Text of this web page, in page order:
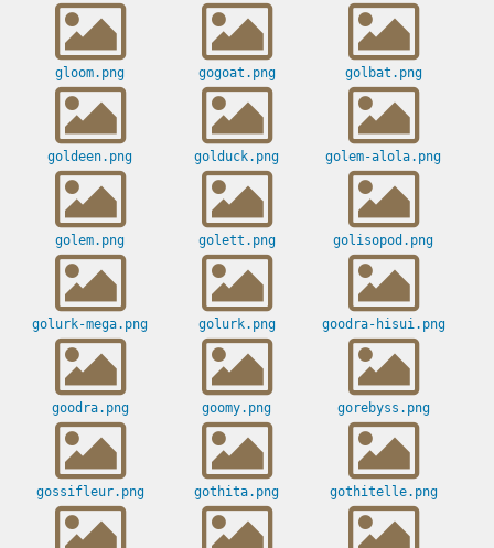
gloom.png gogoat.png golbat.png
goldeen.png golduck.png golem-alola.png
golem.png golett.png golisopod.png
golurk-mega.png golurk.png goodra-hisui.png
goodra.png goomy.png gorebyss.png
gossifleur.png gothita.png gothitelle.png